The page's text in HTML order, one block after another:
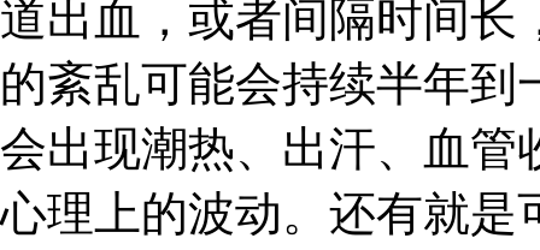
道出血，或者间隔时间长
的紊乱可能会持续半年
会出现潮热、出汗、血管
心理上的波动。还有就是